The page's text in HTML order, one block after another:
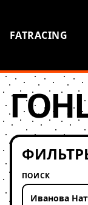
FATRACING
ПОИСК